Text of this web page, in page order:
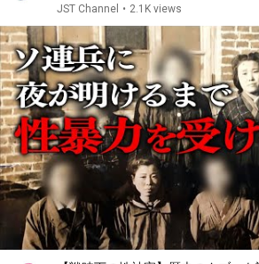
JST Channel • 2.1K views